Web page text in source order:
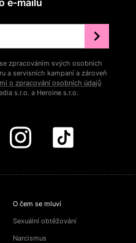
e‑mailu
zpracováním svých osobních
a servisních kampaní a zároveň
o zpracování osobních údajů
s.r.o. a Heroine s.r.o.
O čem se mluví
Sexuální obtěžování
Narcismus